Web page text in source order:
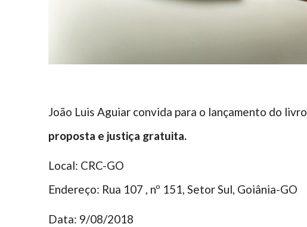
João Luis Aguiar convida para o lançamento do livro
proposta e justiça gratuita.
Local: CRC-GO
Endereço: Rua 107 , nº 151, Setor Sul, Goiânia-GO
Data: 9/08/2018